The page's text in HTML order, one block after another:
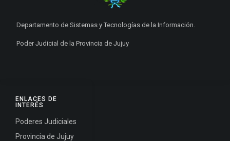
ENLACES DE
INTERÉS
Poderes Judiciales
Provincia de Jujuy
Departamento de Sistemas y Tecnologías de la Información.
Poder Judicial de la Provincia de Jujuy